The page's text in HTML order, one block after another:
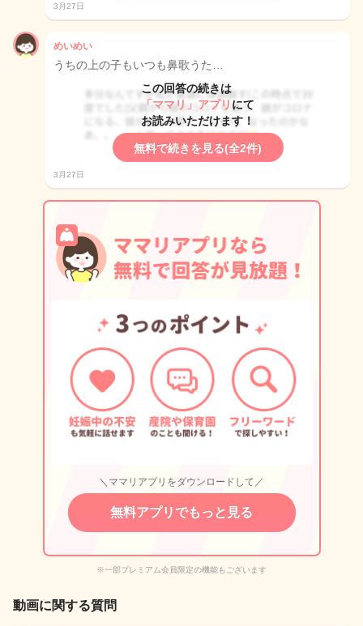
3月27日
めいめい
うちの上の子もいつも鼻歌うた…
この回答の続きは
「ママリ」アプリ にて
お読みいただけます！
無料で続きを見る(全2件)
3月27日
＼ママリアプリをダウンロードして／
無料アプリでもっと見る
※一部プレミアム会員限定の機能もございます
動画に関する質問